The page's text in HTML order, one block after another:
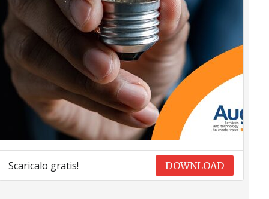
Scaricalo gratis! DOWNLOAD